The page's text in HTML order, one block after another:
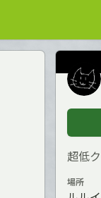
超低
場所